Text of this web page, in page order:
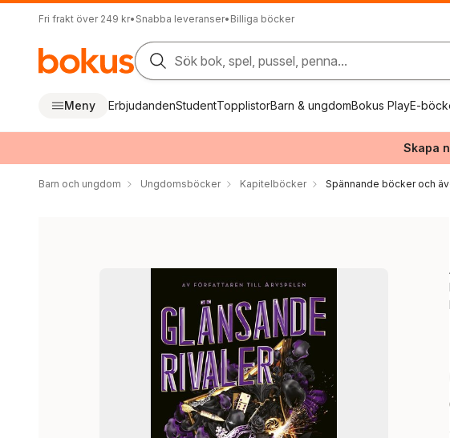
Fri frakt över 249 kr• Snabba leveranser• Billiga böcker
Sök bok, spel, pussel, penna...
Meny ErbjudandenStudentTopplistorBarn & ungdomBokus PlayE-
Skapa
Barn och ungdom Ungdomsböcker Kapitelböcker Spännande böcker och